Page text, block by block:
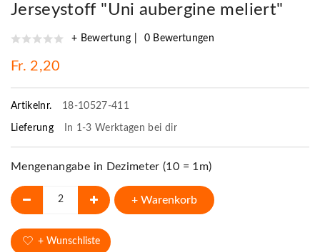
Jerseystoff "Uni aubergine meliert"
+ Bewertung 0 Bewertungen
Fr. 2,20
Artikelnr. 18-10527-411
Lieferung In 1-3 Werktagen bei dir
Mengenangabe in Dezimeter (10 = 1m)
+ Warenkorb
+ Wunschliste